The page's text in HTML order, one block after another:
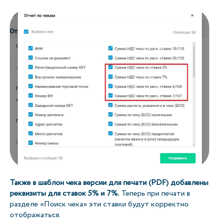
Также в шаблон чека версии для печати (PDF) добавлены
реквизиты для ставок 5% и 7%. Теперь при печати в
разделе «Поиск чека» эти ставки будут корректно
отображаться.